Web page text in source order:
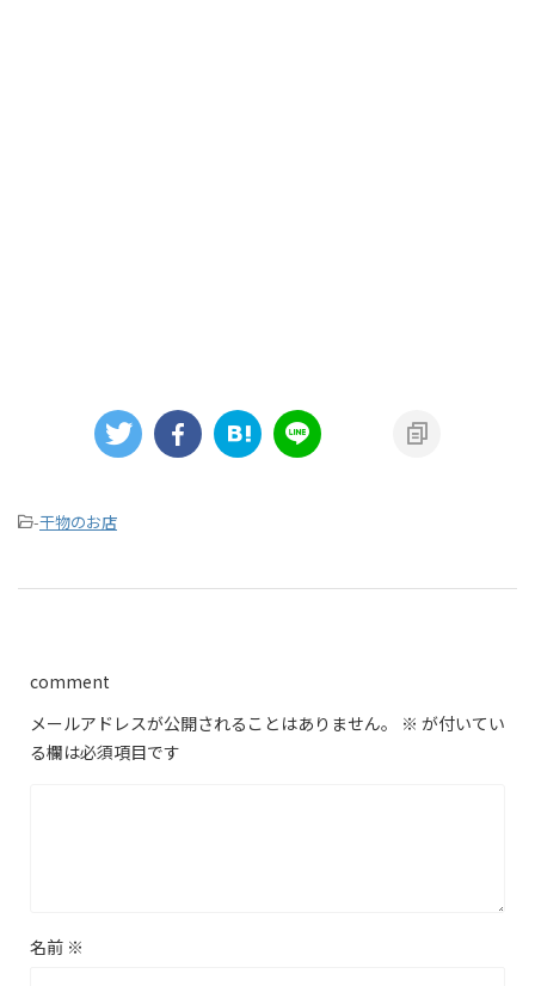
-干物のお店
comment
メールアドレスが公開されることはありません。
※ が付いてい
る欄は必須項目です
名前 ※